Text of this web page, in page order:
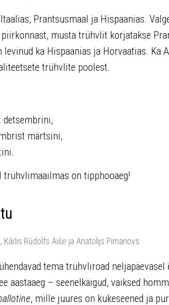
Prantsusmaal ja Hispaanias.
musta trühvlit korjatakse
ka Hispaanias ja Horvaatias. Ka
trühvlite poolest.
detsembrini,
märtsini,
trühvlimaailmas on tipphooaeg!
Rūdolfs Aiše ja Anatolijs Pimanovs
tema trühvliroad
aastaaeg – seenelkäigud, vaiksed
, mille juures on kukeseened ja